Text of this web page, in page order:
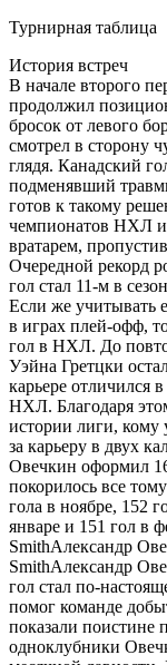
Турнирная таблица
История встреч
В начале второго
продолжил
бросок от левого
смотрел в сторону
глядя. Канадский
подменявший
готов к такому
чемпионатов НХЛ
вратарем,
Очередной рекорд
гол стал 11-м в
Если же учитывать
в играх плей-офф,
гол в НХЛ. До
Уэйна Гретцки
карьере отличился
НХЛ. Благодаря
истории лиги, кому
за карьеру в двух
Овечкин оформил
покорилось все
гола в ноябре, 152
январе и 151 гол в
SmithАлександр
SmithАлександр
гол стал по-
помог команде
показали поистине
одноклубники